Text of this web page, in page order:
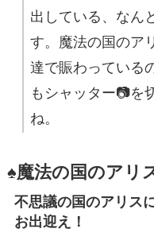
出している、なん
す。魔法の国のア
達で賑わっている
もシャッター📷を
ね。
♠魔法の国のアリ
不思議の国のアリス
お出迎え！